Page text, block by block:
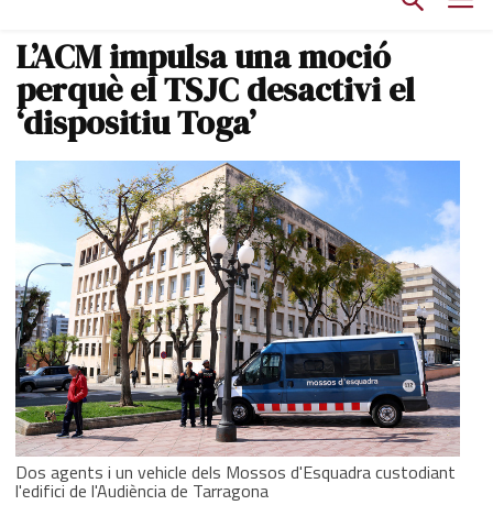
L’ACM impulsa una moció
perquè el TSJC desactivi el
‘dispositiu Toga’
Dos agents i un vehicle dels Mossos d'Esquadra custodiant
l'edifici de l'Audiència de Tarragona